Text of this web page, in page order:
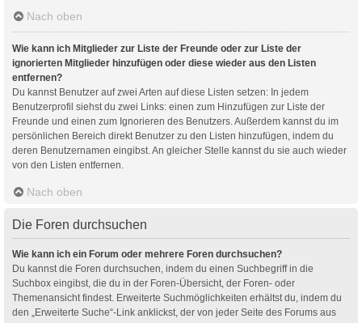
Nach oben
Wie kann ich Mitglieder zur Liste der Freunde oder zur Liste der
ignorierten Mitglieder hinzufügen oder diese wieder aus den Listen
entfernen?
Du kannst Benutzer auf zwei Arten auf diese Listen setzen: In jedem
Benutzerprofil siehst du zwei Links: einen zum Hinzufügen zur Liste der
Freunde und einen zum Ignorieren des Benutzers. Außerdem kannst du im
persönlichen Bereich direkt Benutzer zu den Listen hinzufügen, indem du
deren Benutzernamen eingibst. An gleicher Stelle kannst du sie auch wieder
von den Listen entfernen.
Nach oben
Die Foren durchsuchen
Wie kann ich ein Forum oder mehrere Foren durchsuchen?
Du kannst die Foren durchsuchen, indem du einen Suchbegriff in die
Suchbox eingibst, die du in der Foren-Übersicht, der Foren- oder
Themenansicht findest. Erweiterte Suchmöglichkeiten erhältst du, indem du
den „Erweiterte Suche“-Link anklickst, der von jeder Seite des Forums aus